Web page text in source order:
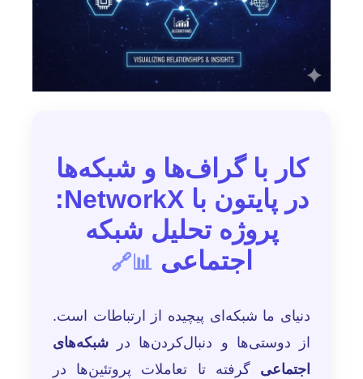
کار با گراف‌ها و شبکه‌ها
در پایتون با NetworkX:
پروژه تحلیل شبکه
اجتماعی 📊🔗
دنیای ما شبکه‌ای پیچیده از ارتباطات است.
از دوستی‌ها و دنبال‌کردن‌ها در شبکه‌های
اجتماعی گرفته تا تعاملات پروتئین‌ها در